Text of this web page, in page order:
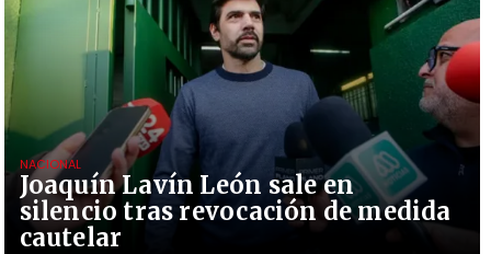
Joaquín Lavín León sale en
silencio tras revocación de medida
cautelar
NACIONAL